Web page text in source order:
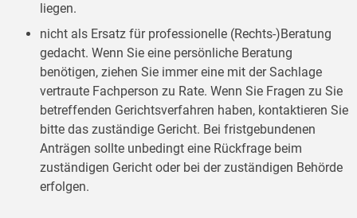
liegen.
nicht als Ersatz für professionelle (Rechts-)Beratung
gedacht. Wenn Sie eine persönliche Beratung
benötigen, ziehen Sie immer eine mit der Sachlage
vertraute Fachperson zu Rate. Wenn Sie Fragen zu Sie
betreffenden Gerichtsverfahren haben, kontaktieren Sie
bitte das zuständige Gericht. Bei fristgebundenen
Anträgen sollte unbedingt eine Rückfrage beim
zuständigen Gericht oder bei der zuständigen Behörde
erfolgen.